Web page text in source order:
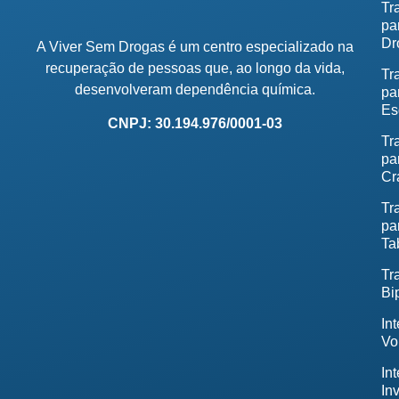
A Viver Sem Drogas é um centro especializado na
recuperação de pessoas que, ao longo da vida,
desenvolveram dependência química.
CNPJ: 30.194.976/0001-03